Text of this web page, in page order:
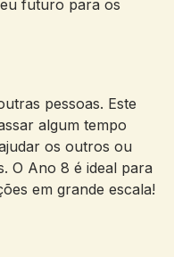
futuro para os
pessoas. Este
algum tempo
os outros ou
O Ano 8 é ideal para
em grande escala!